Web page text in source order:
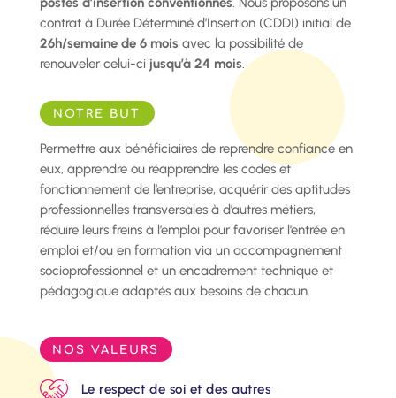
contrat à Durée Déterminé d’Insertion (CDDI) initial de
26h/semaine de 6 mois avec la possibilité de
renouveler celui-ci jusqu’à 24 mois.
NOTRE BUT
Permettre aux bénéficiaires de reprendre confiance en
eux, apprendre ou réapprendre les codes et
fonctionnement de l’entreprise, acquérir des aptitudes
professionnelles transversales à d’autres métiers,
réduire leurs freins à l’emploi pour favoriser l’entrée en
emploi et/ou en formation via un accompagnement
socioprofessionnel et un encadrement technique et
pédagogique adaptés aux besoins de chacun.
NOS VALEURS
Le respect de soi et des autres